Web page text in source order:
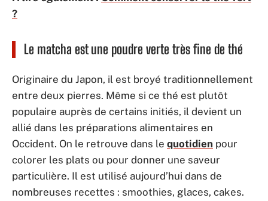
?
Le matcha est une poudre verte très fine de thé
Originaire du Japon, il est broyé traditionnellement
entre deux pierres. Même si ce thé est plutôt
populaire auprès de certains initiés, il devient un
allié dans les préparations alimentaires en
Occident. On le retrouve dans le quotidien pour
colorer les plats ou pour donner une saveur
particulière. Il est utilisé aujourd’hui dans de
nombreuses recettes : smoothies, glaces, cakes.